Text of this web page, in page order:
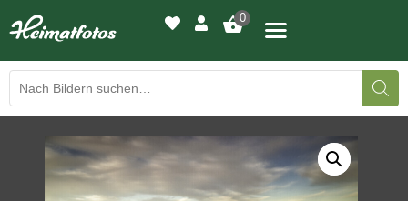
0
BILDERGALERIE
DRUCKQUALITÄTEN